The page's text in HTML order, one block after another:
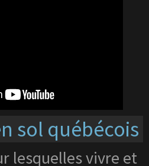
sol québécois
lesquelles vivre et